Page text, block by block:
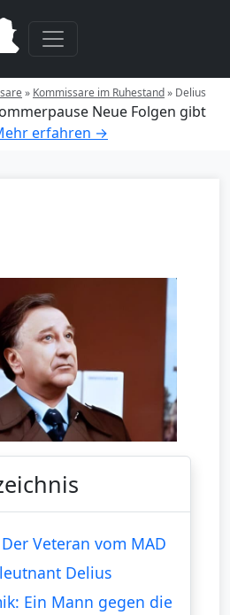
» Kommissare im Ruhestand» Delius
Neue Folgen gibt
erfahren →
Veteran vom MAD
Delius
Ein Mann gegen die